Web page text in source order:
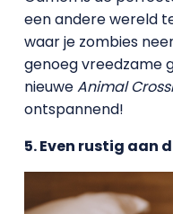
een andere wereld
waar je zombies
genoeg vreedzame
nieuweAnimal
ontspannend!
5. Even rustig aan